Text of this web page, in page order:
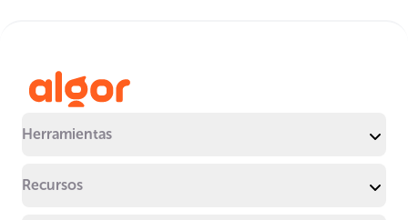
Herramientas
Recursos